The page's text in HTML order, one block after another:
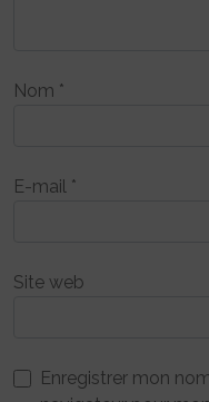
Nom *
E-mail *
Site web
Enregistrer mon